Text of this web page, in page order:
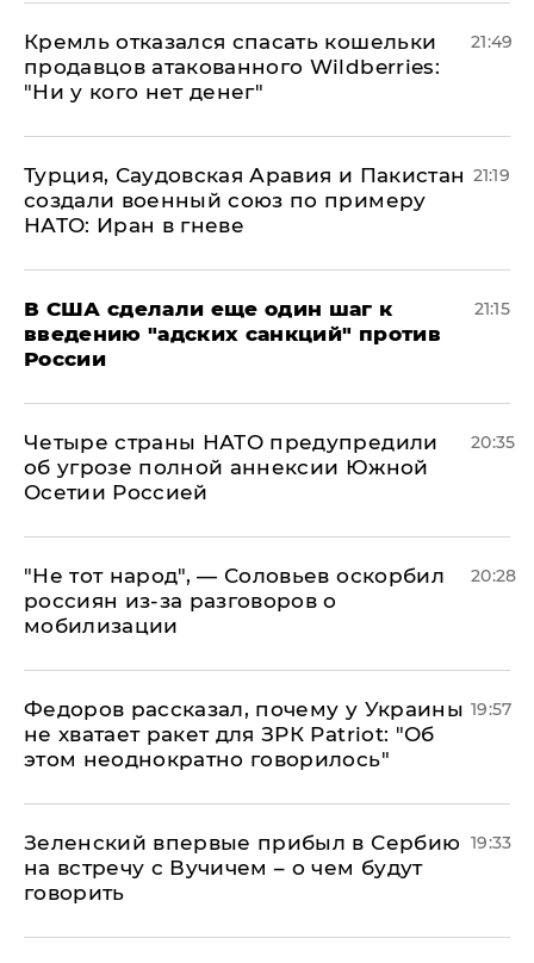
Кремль отказался спасать кошельки
продавцов атакованного Wildberries:
"Ни у кого нет денег"
21:49
Турция, Саудовская Аравия и Пакистан
создали военный союз по примеру
НАТО: Иран в гневе
21:19
В США сделали еще один шаг к
введению "адских санкций" против
России
21:15
Четыре страны НАТО предупредили
об угрозе полной аннексии Южной
Осетии Россией
20:35
​"Не тот народ", — Соловьев оскорбил
россиян из-за разговоров о
мобилизации
20:28
Федоров рассказал, почему у Украины
не хватает ракет для ЗРК Patriot: "Об
этом неоднократно говорилось"
19:57
Зеленский впервые прибыл в Сербию
на встречу с Вучичем – о чем будут
говорить
19:33